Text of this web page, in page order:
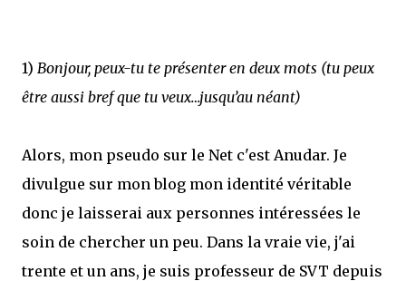
1) Bonjour, peux-tu te présenter en deux mots (tu peux
être aussi bref que tu veux…jusqu’au néant)
Alors, mon pseudo sur le Net c'est Anudar. Je
divulgue sur mon blog mon identité véritable
donc je laisserai aux personnes intéressées le
soin de chercher un peu. Dans la vraie vie, j'ai
trente et un ans, je suis professeur de SVT depuis